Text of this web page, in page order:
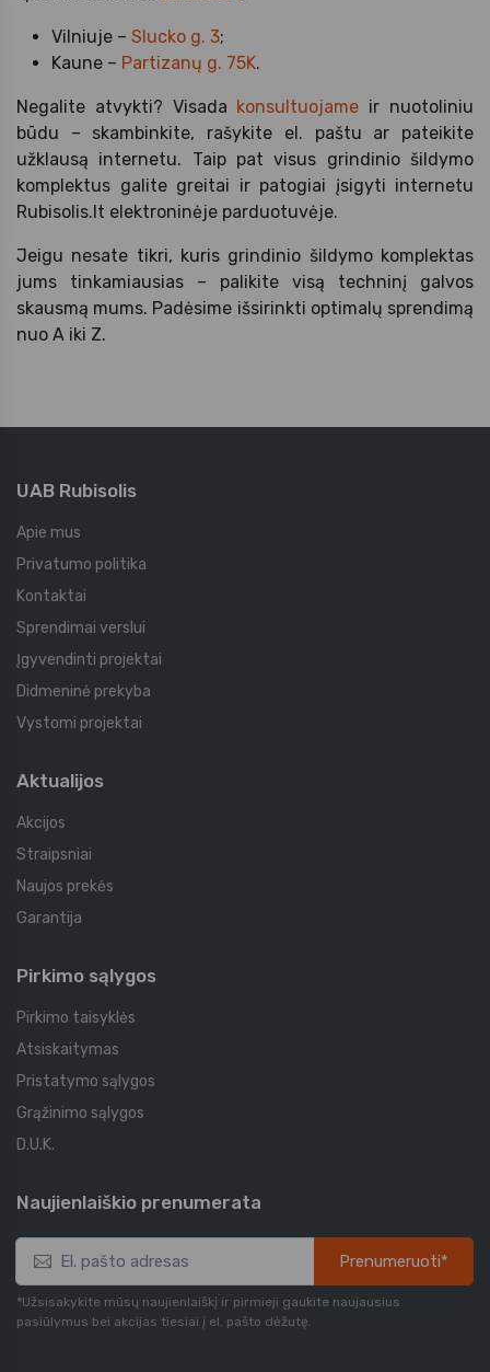
Vilniuje – Slucko g. 3;
Kaune – Partizanų g. 75K.
Negalite atvykti? Visada konsultuojame ir nuotoliniu
būdu – skambinkite, rašykite el. paštu ar pateikite
užklausą internetu. Taip pat visus grindinio šildymo
komplektus galite greitai ir patogiai įsigyti internetu
Rubisolis.lt elektroninėje parduotuvėje.
Jeigu nesate tikri, kuris grindinio šildymo komplektas
jums tinkamiausias – palikite visą techninį galvos
skausmą mums. Padėsime išsirinkti optimalų sprendimą
nuo A iki Z.
UAB Rubisolis
Apie mus
Privatumo politika
Kontaktai
Sprendimai verslui
Įgyvendinti projektai
Didmeninė prekyba
Vystomi projektai
Aktualijos
Akcijos
Straipsniai
Naujos prekės
Garantija
Pirkimo sąlygos
Pirkimo taisyklės
Atsiskaitymas
Pristatymo sąlygos
Grąžinimo sąlygos
D.U.K.
Naujienlaiškio prenumerata
Prenumeruoti*
*Užsisakykite mūsų naujienlaiškį ir pirmieji gaukite naujausius
pasiūlymus bei akcijas tiesiai į el. pašto dėžutę.